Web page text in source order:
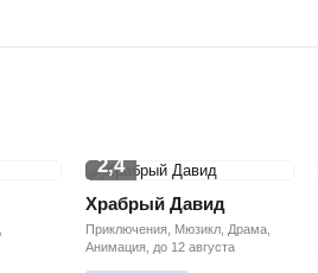
2,4
Храбрый Давид
Приключения, Мюзикл, Драма,
Анимация, до 12 августа